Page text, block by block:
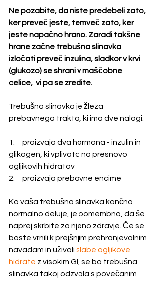
Ne pozabite, da niste predebeli zato,
ker preveč jeste, temveč zato, ker
jeste napačno hrano. Zaradi takšne
hrane začne trebušna slinavka
izločati preveč inzulina, sladkor v krvi
(glukozo) se shrani v maščobne
celice,  vi pa se zredite.
Trebušna slinavka je žleza
prebavnega trakta, ki ima dve nalogi:
1.     proizvaja dva hormona - inzulin in
glikogen, ki vplivata na presnovo
ogljikovih hidratov
2.     proizvaja prebavne encime
Ko vaša trebušna slinavka končno
normalno deluje, je pomembno, da še
naprej skrbite za njeno zdravje. Če se
boste vrnili k prejšnjim prehranjevalnim
navadam in uživali slabe ogljikove
hidrate z visokim GI, se bo trebušna
slinavka takoj odzvala s povečanim